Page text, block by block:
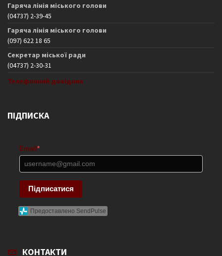
Гаряча лінія міського голови
(04737) 2-39-45
Гаряча лінія міського голови
(097) 622 18 65
Секретар міської ради
(04737) 2-30-31
Телефонний довідник
ПІДПИСКА
Email *
Підписатися
Предоставлено SendPulse
КОНТАКТИ